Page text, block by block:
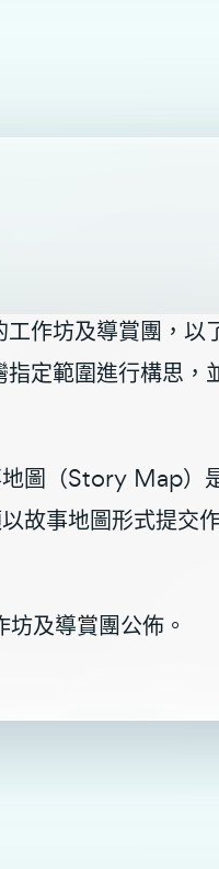
作坊及導賞團，以
定範圍進行構思，
圖（Story Map）
故事地圖形式提交
及導賞團公佈。